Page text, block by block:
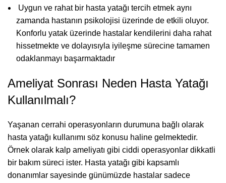
Uygun ve rahat bir hasta yatağı tercih etmek aynı
zamanda hastanın psikolojisi üzerinde de etkili oluyor.
Konforlu yatak üzerinde hastalar kendilerini daha rahat
hissetmekte ve dolayısıyla iyileşme sürecine tamamen
odaklanmayı başarmaktadır
Ameliyat Sonrası Neden Hasta Yatağı
Kullanılmalı?
Yaşanan cerrahi operasyonların durumuna bağlı olarak
hasta yatağı kullanımı söz konusu haline gelmektedir.
Örnek olarak kalp ameliyatı gibi ciddi operasyonlar dikkatli
bir bakım süreci ister. Hasta yatağı gibi kapsamlı
donanımlar sayesinde günümüzde hastalar sadece